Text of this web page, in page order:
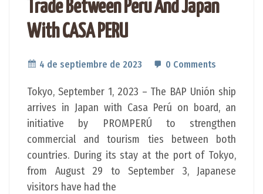
Trade Between Peru And Japan
With CASA PERU
4 de septiembre de 2023 0 Comments
Tokyo, September 1, 2023 – The BAP Unión ship
arrives in Japan with Casa Perú on board, an
initiative by PROMPERÚ to strengthen
commercial and tourism ties between both
countries. During its stay at the port of Tokyo,
from August 29 to September 3, Japanese
visitors have had the